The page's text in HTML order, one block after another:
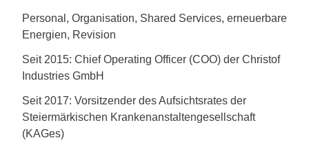
Personal, Organisation, Shared Services, erneuerbare
Energien, Revision
Seit 2015: Chief Operating Officer (COO) der Christof
Industries GmbH
Seit 2017: Vorsitzender des Aufsichtsrates der
Steiermärkischen Krankenanstaltengesellschaft
(KAGes)